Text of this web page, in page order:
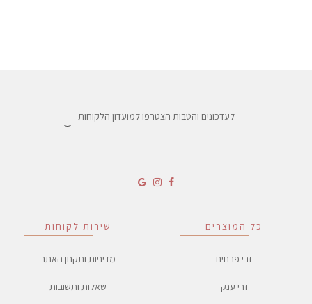
כל המוצרים
זרי פרחים
זרי ענק
שירות לקוחות
מדיניות ותקנון האתר
שאלות ותשובות
לעדכונים והטבות הצטרפו למועדון הלקוחות